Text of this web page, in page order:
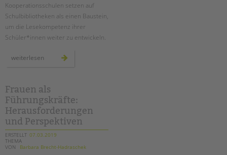
Zertfikatskurse
Seminarkalender
Seminarräume
STADTTEILARBEIT
Bereiche im Überblick
Kinder- und Jugendschutz
Unsere Videos
Gesellschafter VdK
schoolcoach BTL
Kooperationsschulen setzen auf
Schulbibliotheken als einen Baustein,
um die Lesekompetenz ihrer
Schüler*innen weiter zu entwickeln.
weiterlesen schulbibliotheken
zur
förderung
von
lesekompetenz
Frauen als
Führungskräfte:
Herausforderungen
und Perspektiven
ERSTELLT 07.03.2019
THEMA
VON
Barbara Brecht-Hadraschek